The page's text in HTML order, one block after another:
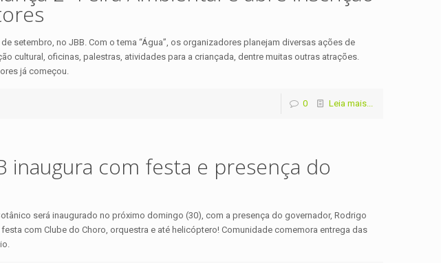
setembro, no JBB. Com o tema “Água”, os organizadores planejam diversas ações de
cultural, oficinas, palestras, atividades para a criançada, dentre muitas outras atrações.
já começou.
0 Leia mais...
inaugura com festa e presença do
será inaugurado no próximo domingo (30), com a presença do governador, Rodrigo
com Clube do Choro, orquestra e até helicóptero! Comunidade comemora entrega das